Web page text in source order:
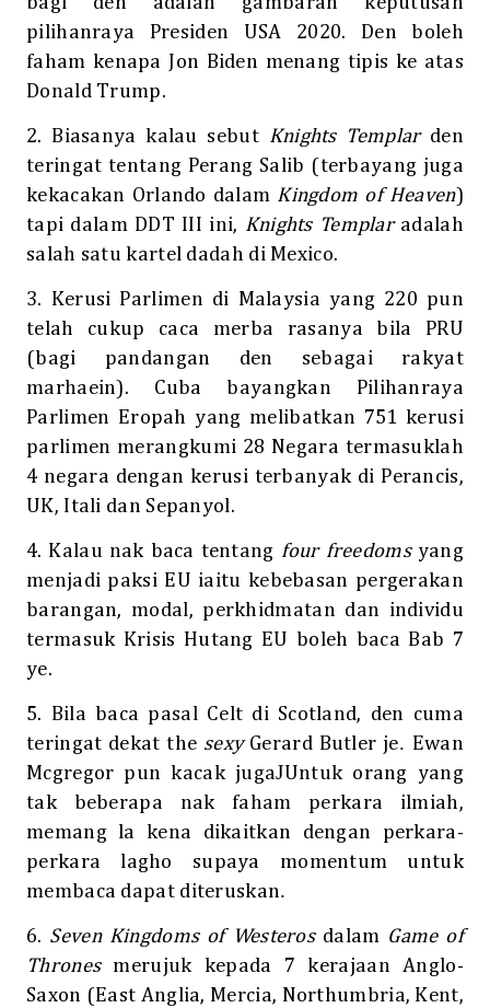
pilihanraya Presiden USA 2020. Den boleh
faham kenapa Jon Biden menang tipis ke atas
Donald Trump.
2. Biasanya kalau sebut Knights Templarden
teringat tentang Perang Salib (terbayang juga
kekacakan Orlando dalam Kingdom of Heaven)
tapi dalam DDT III ini, Knights Templaradalah
salah satu kartel dadah di Mexico.
3. Kerusi Parlimen di Malaysia yang 220 pun
telah cukup caca merba rasanya bila PRU
(bagi pandangan den sebagai rakyat
marhaein). Cuba bayangkan Pilihanraya
Parlimen Eropah yang melibatkan 751 kerusi
parlimen merangkumi 28 Negara termasuklah
4 negara dengan kerusi terbanyak di Perancis,
UK, Itali dan Sepanyol.
4. Kalau nak baca tentang four freedomsyang
menjadi paksi EU iaitu kebebasan pergerakan
barangan, modal, perkhidmatan dan individu
termasuk Krisis Hutang EU boleh baca Bab 7
ye.
5. Bila baca pasal Celt di Scotland, den cuma
teringat dekat the sexy Gerard Butler je. Ewan
Mcgregor pun kacak jugaJUntuk orang yang
tak beberapa nak faham perkara ilmiah,
memang la kena dikaitkan dengan perkara-
perkara lagho supaya momentum untuk
membaca dapat diteruskan.
6. Seven Kingdoms of Westerosdalam Game of
Thronesmerujuk kepada 7 kerajaan Anglo-
Saxon (East Anglia, Mercia, Northumbria, Kent,